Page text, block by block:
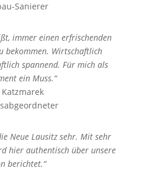
Sanierer
immer einen erfrischenden
bekommen. Wirtschaftlich
spannend. Für mich als
ein Muss.“
Katzmarek
Neue Lausitz sehr. Mit sehr
hier authentisch über unsere
berichtet.“